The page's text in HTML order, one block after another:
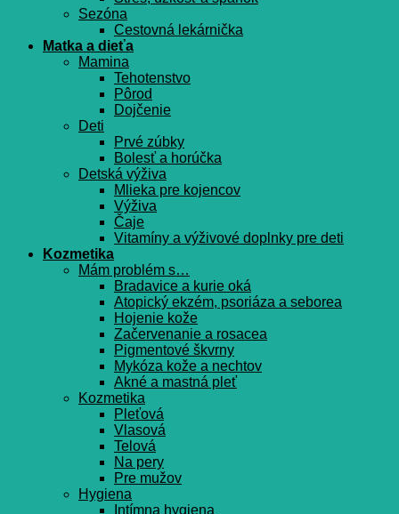
Sezóna
Cestovná lekárnička
Matka a dieťa
Mamina
Tehotenstvo
Pôrod
Dojčenie
Deti
Prvé zúbky
Bolesť a horúčka
Detská výživa
Mlieka pre kojencov
Výživa
Čaje
Vitamíny a výživové doplnky pre deti
Kozmetika
Mám problém s…
Bradavice a kurie oká
Atopický ekzém, psoriáza a seborea
Hojenie kože
Začervenanie a rosacea
Pigmentové škvrny
Mykóza kože a nechtov
Akné a mastná pleť
Kozmetika
Pleťová
Vlasová
Telová
Na pery
Pre mužov
Hygiena
Intímna hygiena